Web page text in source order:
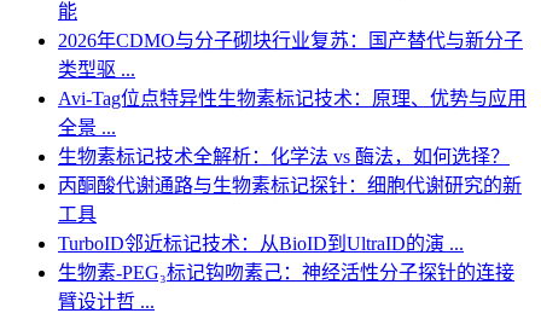
能
2026年CDMO与分子砌块行业复苏：国产替代与新分子
类型驱 ...
Avi-Tag位点特异性生物素标记技术：原理、优势与应用
全景 ...
生物素标记技术全解析：化学法 vs 酶法，如何选择？
丙酮酸代谢通路与生物素标记探针：细胞代谢研究的新
工具
TurboID邻近标记技术：从BioID到UltraID的演 ...
生物素-PEG₃标记钩吻素己：神经活性分子探针的连接
臂设计哲 ...